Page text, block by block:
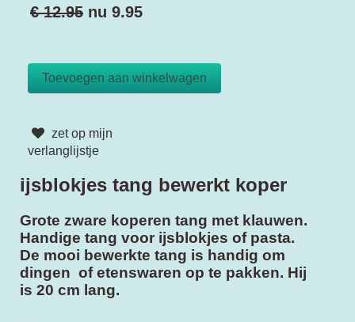
€ 12.95 nu 9.95
zet op mijn
verlanglijstje
ijsblokjes tang bewerkt koper
Grote zware koperen tang met klauwen.
Handige tang voor ijsblokjes of pasta.
De mooi bewerkte tang is handig om
dingen of etenswaren op te pakken. Hij
is 20 cm lang.